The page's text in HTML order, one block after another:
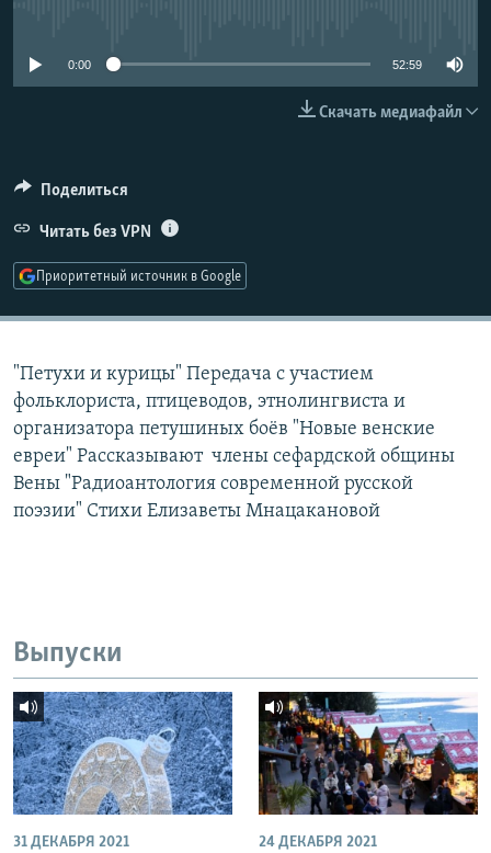
ПОДПИШИТЕСЬ НА РАССЫЛКУ
Все сайты РСЕ/РС
0:00 52:59
Скачать медиафайл
Поделиться
Читать без VPN
Приоритетный источник в Google
"Петухи и курицы" Передача с участием
фольклориста, птицеводов, этнолингвиста и
организатора петушиных боёв "Новые венские
евреи" Рассказывают члены сефардской общины
Вены "Радиоантология современной русской
поэзии" Стихи Елизаветы Мнацакановой
Выпуски
31 ДЕКАБРЯ 2021 24 ДЕКАБРЯ 2021